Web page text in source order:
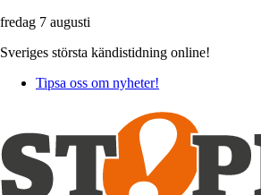
fredag 7 augusti
Sveriges största kändistidning online!
Tipsa oss om nyheter!